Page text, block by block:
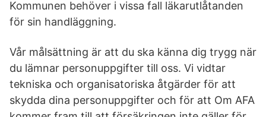
Kommunen behöver i vissa fall läkarutlåtanden
för sin handläggning.
Vår målsättning är att du ska känna dig trygg när
du lämnar personuppgifter till oss. Vi vidtar
tekniska och organisatoriska åtgärder för att
skydda dina personuppgifter och för att Om AFA